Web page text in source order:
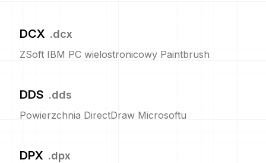
DCX .dcx
ZSoft IBM PC wielostronicowy Paintbrush
DDS .dds
Powierzchnia DirectDraw Microsoftu
DPX .dpx